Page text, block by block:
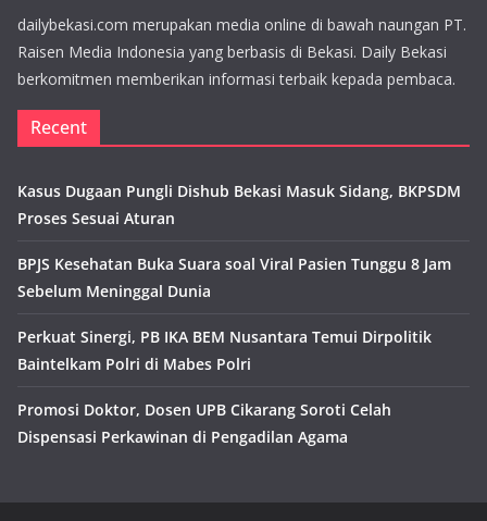
dailybekasi.com merupakan media online di bawah naungan PT.
Raisen Media Indonesia yang berbasis di Bekasi. Daily Bekasi
berkomitmen memberikan informasi terbaik kepada pembaca.
Recent
Kasus Dugaan Pungli Dishub Bekasi Masuk Sidang, BKPSDM
Proses Sesuai Aturan
BPJS Kesehatan Buka Suara soal Viral Pasien Tunggu 8 Jam
Sebelum Meninggal Dunia
Perkuat Sinergi, PB IKA BEM Nusantara Temui Dirpolitik
Baintelkam Polri di Mabes Polri
Promosi Doktor, Dosen UPB Cikarang Soroti Celah
Dispensasi Perkawinan di Pengadilan Agama